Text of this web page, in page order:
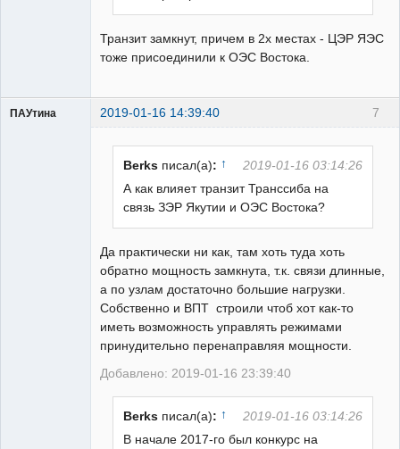
Транзит замкнут, причем в 2х местах - ЦЭР ЯЭС
тоже присоединили к ОЭС Востока.
7
ПАУтина 2019-01-16 14:39:40
Berks писал(а): ↑
2019-01-16 03:14:26
А как влияет транзит Транссиба на
связь ЗЭР Якутии и ОЭС Востока?
Да практически ни как, там хоть туда хоть
обратно мощность замкнута, т.к. связи длинные,
а по узлам достаточно большие нагрузки.
Собственно и ВПТ строили чтоб хот как-то
иметь возможность управлять режимами
принудительно перенаправляя мощности.
Добавлено: 2019-01-16 23:39:40
Berks писал(а): ↑
2019-01-16 03:14:26
В начале 2017-го был конкурс на